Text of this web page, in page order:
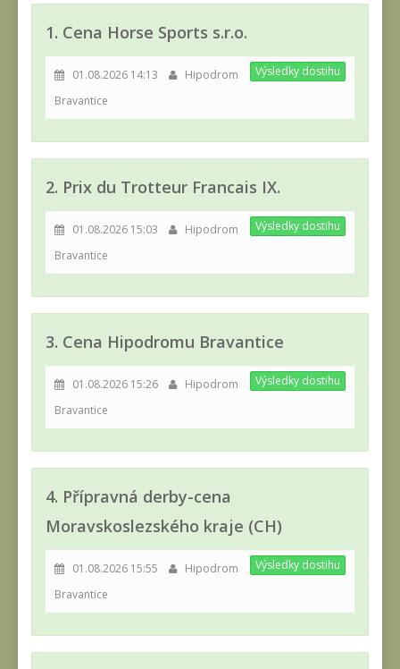
1. Cena Horse Sports s.r.o.
Výsledky dostihu
01.08.2026 14:13
Hipodrom
Bravantice
2. Prix du Trotteur Francais IX.
Výsledky dostihu
01.08.2026 15:03
Hipodrom
Bravantice
3. Cena Hipodromu Bravantice
Výsledky dostihu
01.08.2026 15:26
Hipodrom
Bravantice
4. Přípravná derby-cena
Moravskoslezského kraje (CH)
Výsledky dostihu
01.08.2026 15:55
Hipodrom
Bravantice